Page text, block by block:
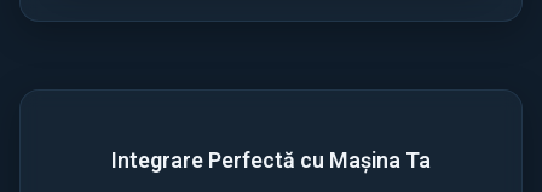
Integrare Perfectă cu Mașina Ta